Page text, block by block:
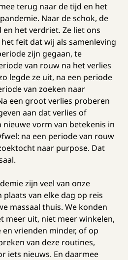
terug naar de tijd en het
Naar de schok, de
het verdriet. Ze liet ons
feit dat wij als samenleving
zijn gegaan, te
van rouw na het verlies
legde ze uit, na een periode
van zoeken naar
een groot verlies proberen
aan dat verlies of
vorm van betekenis in
na een periode van rouw
naar purpose. Dat
zijn veel van onze
van elke dag op reis
massaal thuis. We konden
meer uit, niet meer winkelen,
vrienden minder, of op
van deze routines,
iets nieuws. En daarmee